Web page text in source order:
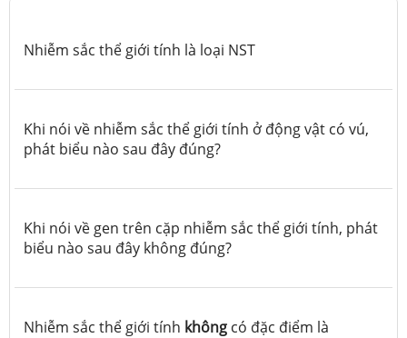
Nhiễm sắc thể giới tính là loại NST
Khi nói về nhiễm sắc thể giới tính ở động vật có vú,
phát biểu nào sau đây đúng?
Khi nói về gen trên cặp nhiễm sắc thể giới tính, phát
biểu nào sau đây không đúng?
Nhiễm sắc thể giới tính không có đặc điểm là